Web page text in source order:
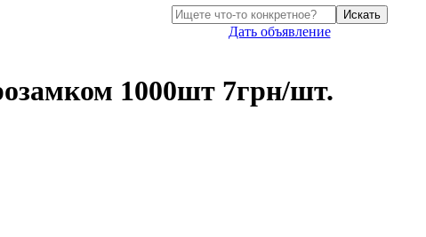
Искать
Дать объявление
1000шт 7грн/шт.